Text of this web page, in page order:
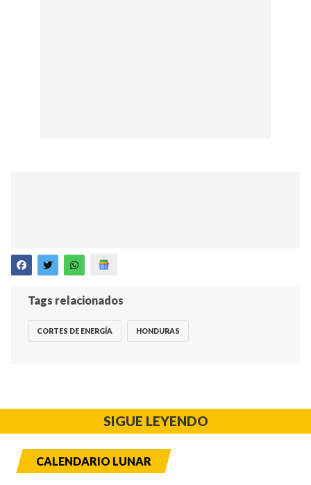
Tags relacionados
CORTES DE ENERGÍA HONDURAS
SIGUE LEYENDO
CALENDARIO LUNAR